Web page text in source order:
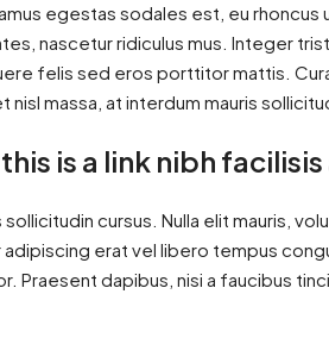
egestas sodales est, eu
nascetur ridiculus mus. Integer
felis sed eros porttitor mattis.
nisl massa, at interdum mauris
is a link nibh
cursus. Nulla elit mauris,
erat vel libero tempus
Praesent dapibus, nisi a faucibus